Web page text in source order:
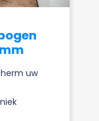
uw